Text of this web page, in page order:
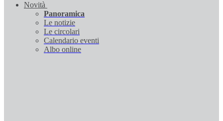
Novità
Panoramica
Le notizie
Le circolari
Calendario eventi
Albo online